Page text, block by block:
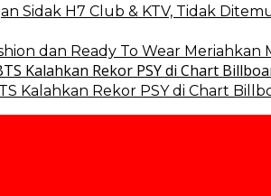
Sidak H7 Club & KTV, Tidak
dan Ready To Wear Meriahkan
Kalahkan Rekor PSY di Chart